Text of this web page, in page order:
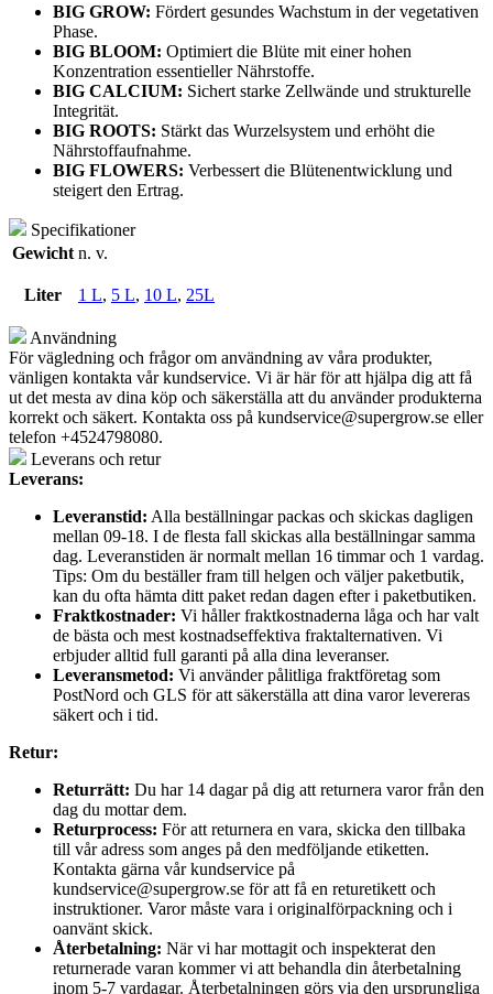
BIG GROW: Fördert gesundes Wachstum in der vegetativen
Phase.
BIG BLOOM: Optimiert die Blüte mit einer hohen
Konzentration essentieller Nährstoffe.
BIG CALCIUM: Sichert starke Zellwände und strukturelle
Integrität.
BIG ROOTS: Stärkt das Wurzelsystem und erhöht die
Nährstoffaufnahme.
BIG FLOWERS: Verbessert die Blütenentwicklung und
steigert den Ertrag.
Specifikationer
Gewicht n. v.
Liter 1 L, 5 L, 10 L, 25L
Användning
För vägledning och frågor om användning av våra produkter,
vänligen kontakta vår kundservice. Vi är här för att hjälpa dig att få
ut det mesta av dina köp och säkerställa att du använder produkterna
korrekt och säkert. Kontakta oss på kundservice@supergrow.se eller
telefon +4524798080.
Leverans och retur
Leverans:
Leveranstid: Alla beställningar packas och skickas dagligen
mellan 09-18. I de flesta fall skickas alla beställningar samma
dag. Leveranstiden är normalt mellan 16 timmar och 1 vardag.
Tips: Om du beställer fram till helgen och väljer paketbutik,
kan du ofta hämta ditt paket redan dagen efter i paketbutiken.
Fraktkostnader: Vi håller fraktkostnaderna låga och har valt
de bästa och mest kostnadseffektiva fraktalternativen. Vi
erbjuder alltid full garanti på alla dina leveranser.
Leveransmetod: Vi använder pålitliga fraktföretag som
PostNord och GLS för att säkerställa att dina varor levereras
säkert och i tid.
Retur:
Returrätt: Du har 14 dagar på dig att returnera varor från den
dag du mottar dem.
Returprocess: För att returnera en vara, skicka den tillbaka
till vår adress som anges på den medföljande etiketten.
Kontakta gärna vår kundservice på
kundservice@supergrow.se för att få en returetikett och
instruktioner. Varor måste vara i originalförpackning och i
oanvänt skick.
Återbetalning: När vi har mottagit och inspekterat den
returnerade varan kommer vi att behandla din återbetalning
inom 5-7 vardagar. Återbetalningen görs via den ursprungliga